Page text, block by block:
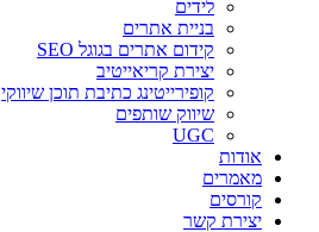
לידים
בניית אתרים
קידום אתרים בגוגל SEO
יצירת קריאייטיב
קופירייטינג כתיבת תוכן שיווקי
שיווק שותפים
UGC
אודות
מאמרים
קורסים
יצירת קשר